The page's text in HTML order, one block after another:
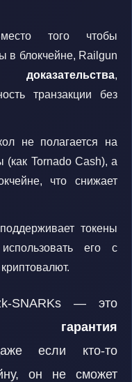
того чтобы
в блокчейне, Railgun
доказательства,
транзакции без
не полагается на
(как Tornado Cash), а
что снижает
токены
его с
SNARKs — это
гарантия
если кто-то
он не сможет